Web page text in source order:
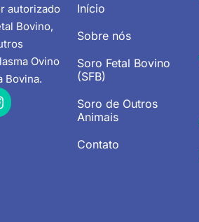
autorizado
Bovino,
Ovino
Bovina.
Início
Sobre nós
Soro Fetal Bovino
(SFB)
Soro de Outros
Animais
Contato